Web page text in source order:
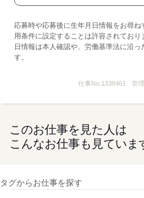
応募時や応募後に生年月日情報をお尋
用条件に設定することは許容されてお
日情報は本人確認や、労働基準法に沿
す。
仕事No. 1338461 管
このお仕事を見た人は
こんなお仕事も見ていま
タグからお仕事を探す